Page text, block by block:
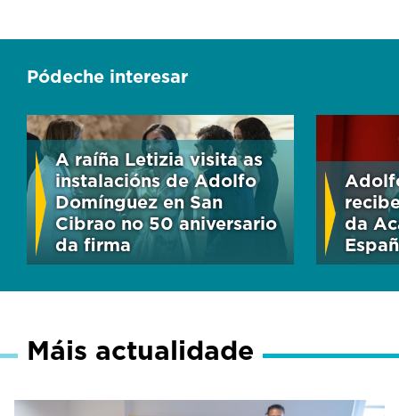
Pódeche interesar
A raíña Letizia visita as
instalacións de Adolfo
Domínguez en San
Cibrao no 50 aniversario
da firma
da
Máis actualidade